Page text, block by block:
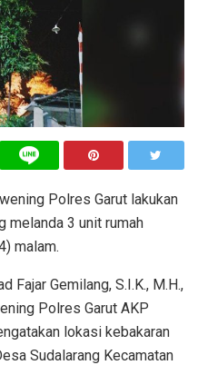
Polres Garut lakukan
melanda 3 unit rumah
malam.
Fajar Gemilang, S.I.K., M.H.,
Polres Garut AKP
lokasi kebakaran
Sudalarang Kecamatan